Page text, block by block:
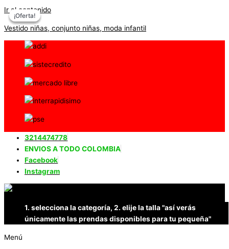
Ir al contenido
Vestido niñas, conjunto niñas, moda infantil
3214474778
ENVIOS A TODO COLOMBIA
Facebook
Instagram
1. selecciona la categoría, 2. elije la talla "así verás
únicamente las prendas disponibles para tu pequeña"
Menú
¡Oferta!
¡Oferta!
¡Oferta!